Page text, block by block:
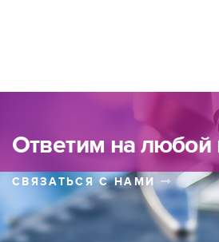
Ответим на любой
СВЯЗАТЬСЯ С НАМИ